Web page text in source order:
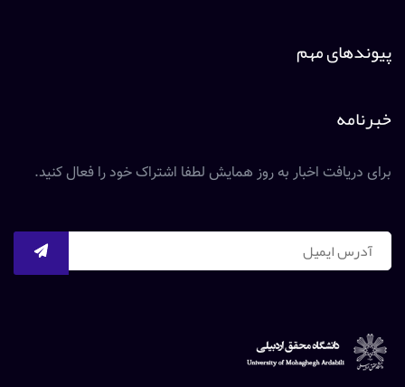
پیوندهای مهم
خبرنامه
برای دریافت اخبار به روز همایش لطفا اشتراک خود را فعال کنید.